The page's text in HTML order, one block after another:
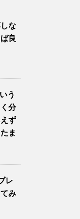
な
良
う
分
ず
ま
レ
み